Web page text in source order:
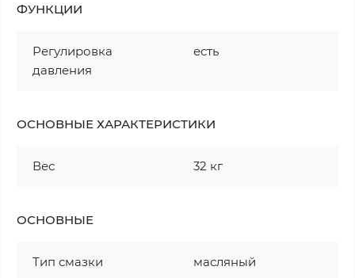
ФУНКЦИИ
Регулировка
давления
есть
ОСНОВНЫЕ ХАРАКТЕРИСТИКИ
Вес 32 кг
ОСНОВНЫЕ
Тип смазки масляный